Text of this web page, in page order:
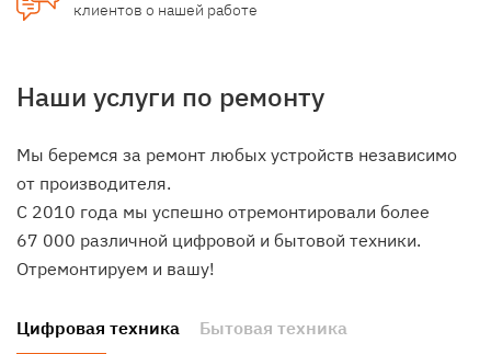
клиентов о нашей работе
Наши услуги по ремонту
Мы беремся за ремонт любых устройств независимо
от производителя.
С 2010 года мы успешно отремонтировали более
67 000 различной цифровой и бытовой техники.
Отремонтируем и вашу!
Цифровая техника Бытовая техника